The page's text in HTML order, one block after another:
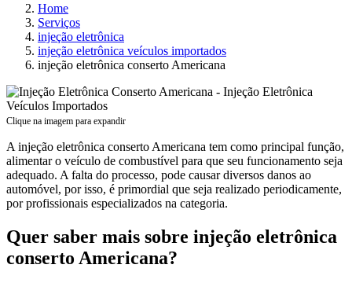
Home
Serviços
injeção eletrônica
injeção eletrônica veículos importados
injeção eletrônica conserto Americana
Clique na imagem para expandir
A injeção eletrônica conserto Americana tem como principal função,
alimentar o veículo de combustível para que seu funcionamento seja
adequado. A falta do processo, pode causar diversos danos ao
automóvel, por isso, é primordial que seja realizado periodicamente,
por profissionais especializados na categoria.
Quer saber mais sobre injeção eletrônica
conserto Americana?